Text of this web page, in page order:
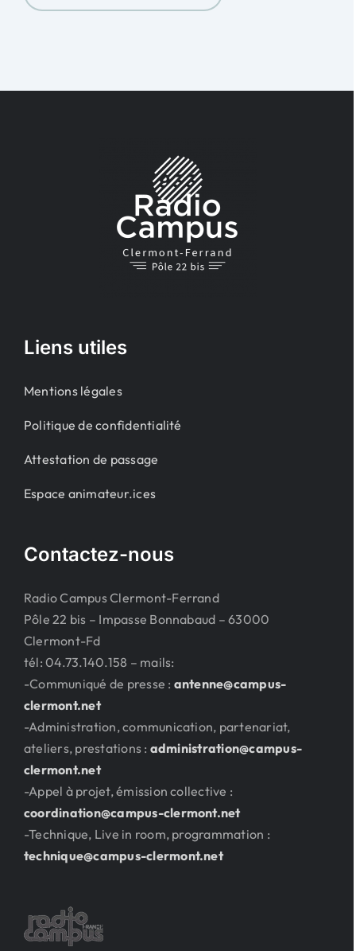
Liens utiles
Mentions légales
Politique de confidentialité
Attestation de passage
Espace animateur.ices
Contactez-nous
Radio Campus Clermont-Ferrand
Pôle 22 bis – Impasse Bonnabaud – 63000
Clermont-Fd
tél: 04.73.140.158 – mails:
-Communiqué de presse : antenne@campus-
clermont.net
-Administration, communication, partenariat,
ateliers, prestations : administration@campus-
clermont.net
-Appel à projet, émission collective :
coordination@campus-clermont.net
-Technique, Live in room, programmation :
technique@campus-clermont.net